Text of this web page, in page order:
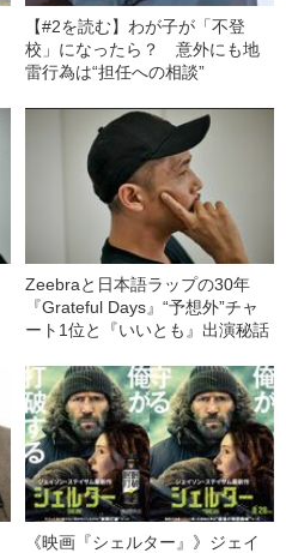
【#2を読む】わが子が「不登
校」になったら？ 意外にも地
雷行為は“担任への相談”
Zeebraと日本語ラップの30年
『Grateful Days』“予想外”チャ
ート1位と『いいとも』出演秘話
《映画『シェルター』》ジェイ